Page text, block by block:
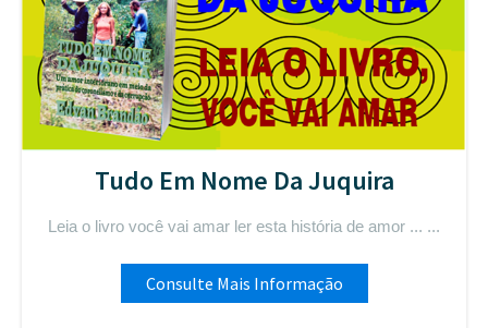
Tudo Em Nome Da Juquira
Leia o livro você vai amar ler esta história de amor ... ...
Consulte Mais Informação